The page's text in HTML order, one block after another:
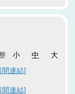
小 中
大
開連結]
開連結]